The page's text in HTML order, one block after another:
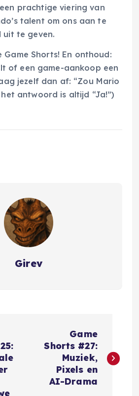
een prachtige viering van
talent om ons aan te
uit te geven.
Game Shorts! En onthoud:
of een game-aankoop een
jezelf dan af: “Zou Mario
antwoord is altijd “Ja!”)
Girev
Game
Shorts #27:
Muziek,
Pixels en
AI-Drama